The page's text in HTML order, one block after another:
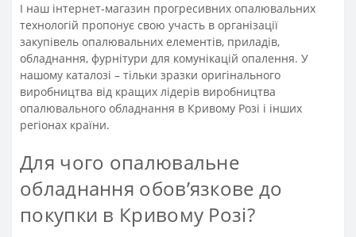
І наш інтернет-магазин прогресивних опалювальних
технологій пропонує свою участь в організації
закупівель опалювальних елементів, приладів,
обладнання, фурнітури для комунікацій опалення. У
нашому каталозі – тільки зразки оригінального
виробництва від кращих лідерів виробництва
опалювального обладнання в Кривому Розі і інших
регіонах країни.
Для чого опалювальне
обладнання обов’язкове до
покупки в Кривому Розі?